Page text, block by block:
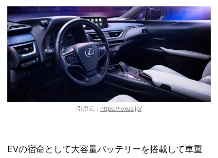
引用元： https://lexus.jp/
EVの宿命として大容量バッテリーを搭載して車重